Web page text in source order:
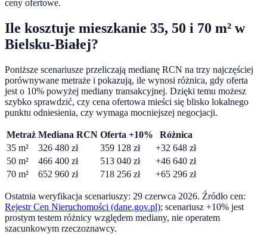
ceny ofertowe.
Ile kosztuje mieszkanie 35, 50 i 70 m² w
Bielsku-Białej?
Poniższe scenariusze przeliczają medianę RCN na trzy najczęściej
porównywane metraże i pokazują, ile wynosi różnica, gdy oferta
jest o 10% powyżej mediany transakcyjnej. Dzięki temu możesz
szybko sprawdzić, czy cena ofertowa mieści się blisko lokalnego
punktu odniesienia, czy wymaga mocniejszej negocjacji.
Metraż Mediana RCN Oferta +10%
Różnica
35 m² 326 480 zł 359 128 zł +32 648 zł
50 m² 466 400 zł 513 040 zł +46 640 zł
70 m² 652 960 zł 718 256 zł +65 296 zł
Ostatnia weryfikacja scenariuszy: 29 czerwca 2026. Źródło cen:
Rejestr Cen Nieruchomości (dane.gov.pl); scenariusz +10% jest
prostym testem różnicy względem mediany, nie operatem
szacunkowym rzeczoznawcy.